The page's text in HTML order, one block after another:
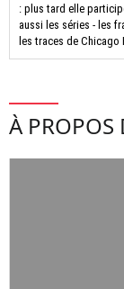
: plus tard elle
aussi les séries - les
les traces de Chicago
À PROPOS